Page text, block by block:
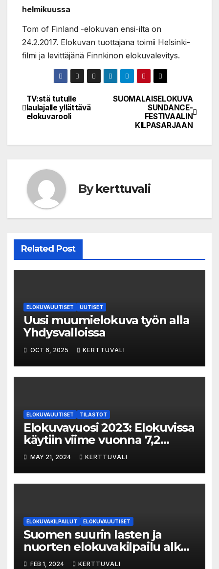
helmikuussa
Tom of Finland -elokuvan ensi-ilta on
24.2.2017. Elokuvan tuottajana toimii Helsinki-
filmi ja levittäjänä Finnkinon elokuvalevitys.
Post
navigation
SUOMALAISELOKUVA
SUNDANCE-
FESTIVAALIN
KILPASARJAAN
TV:stä tutulle
laulajalle yllättävä
elokuvarooli
Bykerttuvali
Related Post
ELOKUVAUUTISET UUTISET
Uusi muumielokuva työn alla
Yhdysvalloissa
OCT 6, 2025 KERTTUVALI
ELOKUVAUUTISET TILASTOT
Elokuvavuosi 2023: Elokuvissa
käytiin viime vuonna 7,2
miljoonaa kertaa ympäri
Suomen
MAY 21, 2024 KERTTUVALI
ELOKUVAKILPAILUT ELOKUVAUUTISET
Suomen suurin lasten ja
nuorten elokuvakilpailu alkaa
– suojelijana Aki Kaurismäki
FEB 1, 2024 KERTTUVALI